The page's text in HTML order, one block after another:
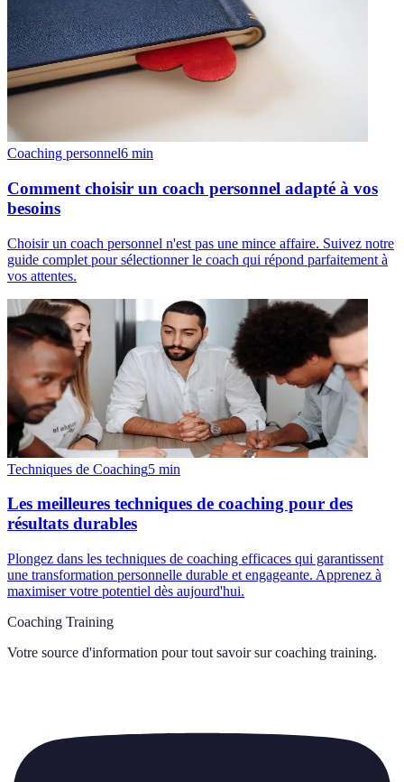
Coaching personnel6 min
Comment choisir un coach personnel adapté à vos
besoins
Choisir un coach personnel n'est pas une mince affaire. Suivez notre
guide complet pour sélectionner le coach qui répond parfaitement à
vos attentes.
Techniques de Coaching5 min
Les meilleures techniques de coaching pour des
résultats durables
Plongez dans les techniques de coaching efficaces qui garantissent
une transformation personnelle durable et engageante. Apprenez à
maximiser votre potentiel dès aujourd'hui.
Coaching Training
Votre source d'information pour tout savoir sur coaching training.